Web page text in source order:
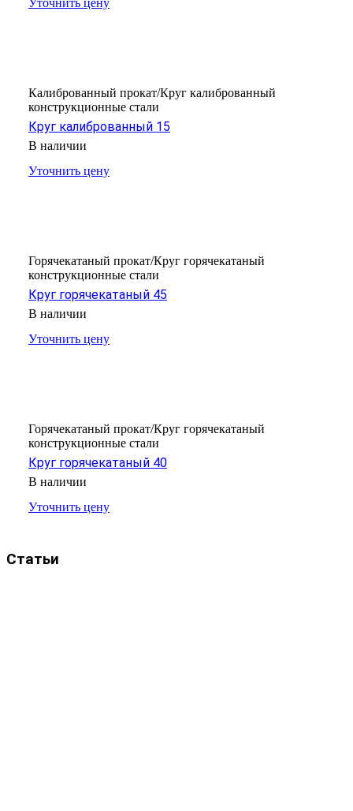
Калиброванный прокат/Круг калиброванный
конструкционные стали
Круг калиброванный 15
В наличии
Уточнить цену
Горячекатаный прокат/Круг горячекатаный
конструкционные стали
Круг горячекатаный 45
В наличии
Уточнить цену
Горячекатаный прокат/Круг горячекатаный
конструкционные стали
Круг горячекатаный 40
В наличии
Уточнить цену
Статьи